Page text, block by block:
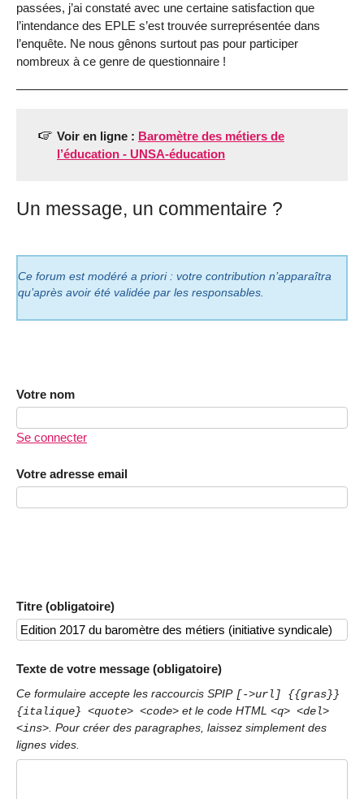
passées, j’ai constaté avec une certaine satisfaction que
l’intendance des EPLE s’est trouvée surreprésentée dans
l’enquête. Ne nous gênons surtout pas pour participer
nombreux à ce genre de questionnaire !
Voir en ligne : Baromètre des métiers de
l’éducation - UNSA-éducation
Un message, un commentaire ?
Ce forum est modéré a priori : votre contribution n’apparaîtra
qu’après avoir été validée par les responsables.
Votre nom
Se connecter
Votre adresse email
Titre (obligatoire)
Texte de votre message (obligatoire)
Ce formulaire accepte les raccourcis SPIP [->url] {{gras}}
{italique} <quote> <code> et le code HTML <q> <del>
<ins>. Pour créer des paragraphes, laissez simplement des
lignes vides.